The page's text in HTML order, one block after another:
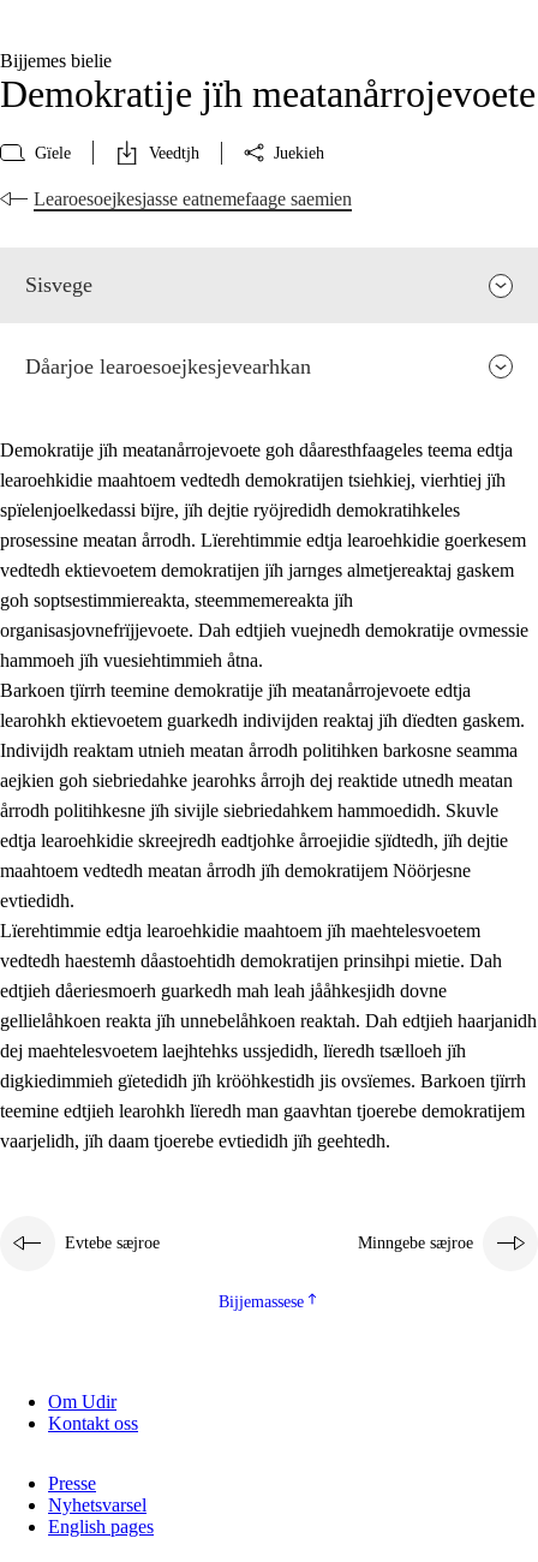
Bijjemes bielie
Demokratije jïh meatanårrojevoete
Gïele Veedtjh Juekieh
Learoesoejkesjasse eatnemefaage saemien
Sisvege
2. Lïeremen, evtiedimmien jïh skearkagimmien prinsihph
2.1 Sosijaale lïereme jïh evtiedimmie
2.2 Maahtoe faagine
2.3 Vihkeles tjiehpiesvoeth
2.4 Lïeredh lïeredh
Dåaresthfaageles teemah
2.5 Dåaresthfaageles teemah
2.5.1 Almetjehealsoe jïh jieledehaalveme
2.5.2 Demokratije jïh meatanårrojevoete
2.5.3 Monnehke evtiedimmie
Dåarjoe learoesoejkesjevearhkan
Demokratije jïh meatanårrojevoete goh dåaresthfaageles teema edtja
learoehkidie maahtoem vedtedh demokratijen tsiehkiej, vierhtiej jïh
spïelenjoelkedassi bïjre, jïh dejtie ryöjredidh demokratihkeles
prosessine meatan årrodh. Lïerehtimmie edtja learoehkidie goerkesem
vedtedh ektievoetem demokratijen jïh jarnges almetjereaktaj gaskem
goh soptsestimmiereakta, steemmemereakta jïh
organisasjovnefrïjjevoete. Dah edtjieh vuejnedh demokratije ovmessie
hammoeh jïh vuesiehtimmieh åtna.
Barkoen tjïrrh teemine demokratije jïh meatanårrojevoete edtja
learohkh ektievoetem guarkedh indivijden reaktaj jïh dïedten gaskem.
Indivijdh reaktam utnieh meatan årrodh politihken barkosne seamma
aejkien goh siebriedahke jearohks årrojh dej reaktide utnedh meatan
årrodh politihkesne jïh sivijle siebriedahkem hammoedidh. Skuvle
edtja learoehkidie skreejredh eadtjohke årroejidie sjïdtedh, jïh dejtie
maahtoem vedtedh meatan årrodh jïh demokratijem Nöörjesne
evtiedidh.
Lïerehtimmie edtja learoehkidie maahtoem jïh maehtelesvoetem
vedtedh haestemh dåastoehtidh demokratijen prinsihpi mietie. Dah
edtjieh dåeriesmoerh guarkedh mah leah jååhkesjidh dovne
gellielåhkoen reakta jïh unnebelåhkoen reaktah. Dah edtjieh haarjanidh
dej maehtelesvoetem laejhtehks ussjedidh, lïeredh tsælloeh jïh
digkiedimmieh gïetedidh jïh krööhkestidh jis ovsïemes. Barkoen tjïrrh
teemine edtjieh learohkh lïeredh man gaavhtan tjoerebe demokratijem
vaarjelidh, jïh daam tjoerebe evtiedidh jïh geehtedh.
Evtebe sæjroe Minngebe sæjroe
Bijjemassese
Om Udir
Kontakt oss
Presse
Nyhetsvarsel
English pages